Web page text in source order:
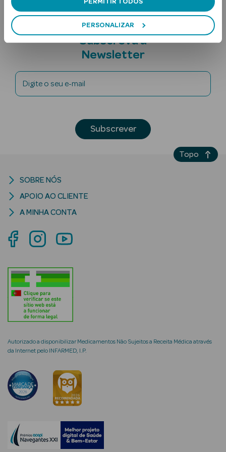
PERMITIR TODOS
PERSONALIZAR
Ver Tudo
Lábios
Solares Bebé e
Criança
Rosto e
Ver Tudo
Rosto
Séruns Faciais
Anti-
envelhecimento
Subscreva a
Newsletter
Digite o seu e-mail
Subscrever
Autorizado a disponibilizar Medicamentos Não Sujeitos a Receita Médica através
da Internet pelo INFARMED, I.P.
SOBRE NÓS
APOIO AO CLIENTE
A MINHA CONTA
Topo